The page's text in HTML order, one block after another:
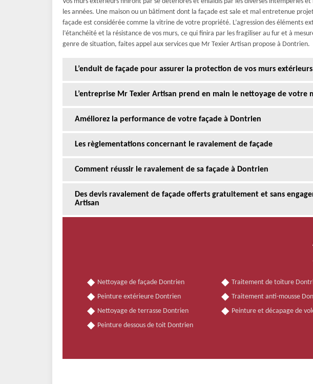
les années. Une maison ou un bâtiment dont la façade est sale et mal entretenue
façade est considérée comme la vitrine de votre propriété. L’agression des éléments
l’étanchéité et la résistance de vos murs, ce qui finira par les fragiliser au fur et à
genre de situation, faites appel aux services que Mr Texier Artisan propose à Dontrien.
L’enduit de façade pour assurer la protection de vos murs extérieurs
L’entreprise Mr Texier Artisan prend en main le nettoyage de votre
Améliorez la performance de votre façade à Dontrien
Les règlementations concernant le ravalement de façade
Comment réussir le ravalement de sa façade à Dontrien
Des devis ravalement de façade offerts gratuitement et sans
Artisan
Nettoyage de façade Dontrien
Peinture extérieure Dontrien
Nettoyage de terrasse Dontrien
Peinture dessous de toit Dontrien
Traitement de toiture
Traitement anti-mousse
Peinture et décapage de